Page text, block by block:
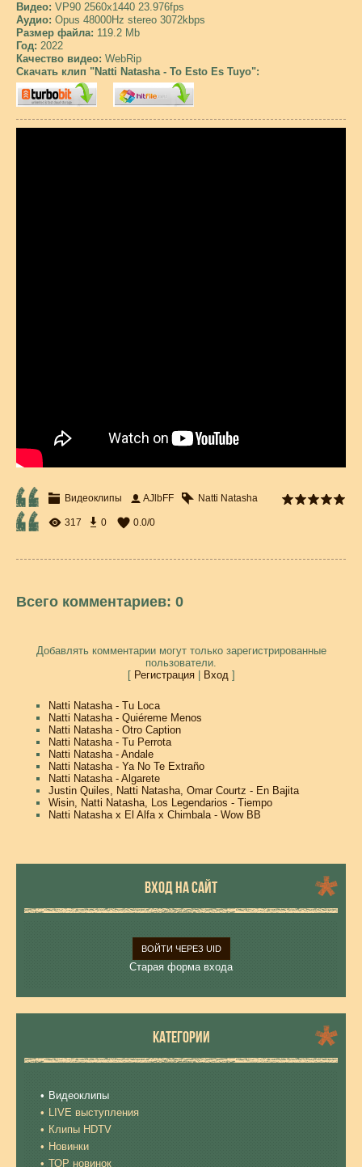
Видео: VP90 2560x1440 23.976fps
Аудио: Opus 48000Hz stereo 3072kbps
Размер файла: 119.2 Mb
Год: 2022
Качество видео: WebRip
Скачать клип "Natti Natasha - To Esto Es Tuyo":
Видеоклипы AJlbFF Natti Natasha
317 0 0.0/0
Всего комментариев: 0
Добавлять комментарии могут только зарегистрированные
пользователи.
[ Регистрация| Вход]
Natti Natasha - Tu Loca
Natti Natasha - Quiéreme Menos
Natti Natasha - Otro Caption
Natti Natasha - Tu Perrota
Natti Natasha - Andale
Natti Natasha - Ya No Te Extraño
Natti Natasha - Algarete
Justin Quiles, Natti Natasha, Omar Courtz - En Bajita
Wisin, Natti Natasha, Los Legendarios - Tiempo
Natti Natasha x El Alfa x Chimbala - Wow BB
ВХОД НА САЙТ
ВОЙТИ ЧЕРЕЗ UID
Старая форма входа
КАТЕГОРИИ
Видеоклипы
LIVE выступления
Клипы HDTV
Новинки
ТОР новинок